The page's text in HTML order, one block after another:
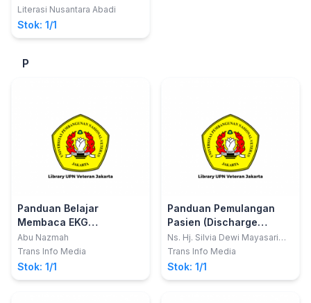
Literasi Nusantara Abadi
Stok: 1/1
P
Panduan Belajar
Membaca EKG
(Elektrokardiografi)
Secara Mudah
Abu Nazmah
Trans Info Media
Stok: 1/1
Panduan Pemulangan
Pasien (Discharge
Planning) untuk
Mahasiswa dan Perawat
Ns. Hj. Silvia Dewi Mayasari
Riu, S.Kep., M.Kep.; Ns.
M.Kep.; TIM Manajemen
Mahasiswa Profesi Ners
Trans Info Media
Stok: 1/1